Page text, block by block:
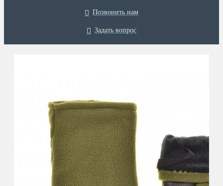
Позвонить нам
Задать вопрос